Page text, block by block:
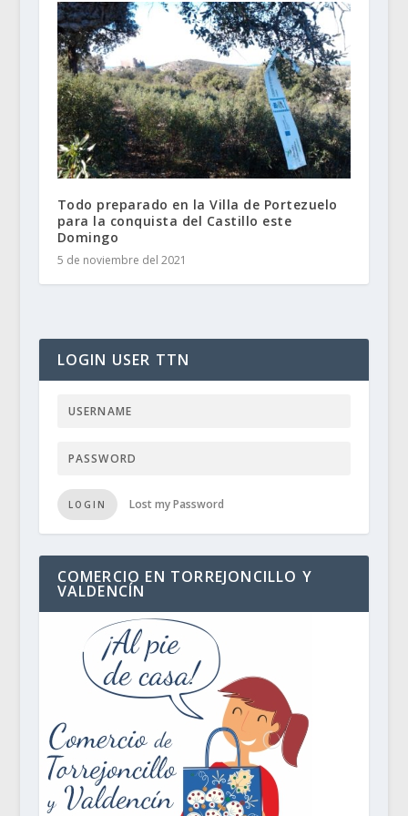
Todo preparado en la Villa de Portezuelo
para la conquista del Castillo este
Domingo
5 de noviembre del 2021
LOGIN USER TTN
LOGIN Lost my Password
COMERCIO EN TORREJONCILLO Y
VALDENCÍN